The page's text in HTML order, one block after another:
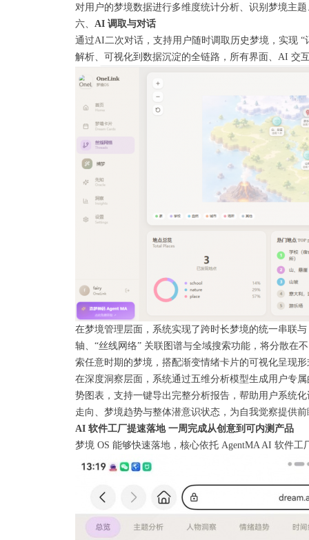
对用户的梦境数据进行多维度统计分析、识别梦境主
六、 AI 调取与对话
通过AI二次对话，支持用户随时调取历史梦境，实
解析、可视化到数据沉淀的全链路，所有界面、AI 交
在梦境管理层面，系统实现了跨时长梦境的统一串联
轴、“丝线网络” 关联图谱与全域搜索功能，将分散在
索任意时期的梦境，搭配渐变情绪卡片的可视化呈现
在深度洞察层面，系统通过五维分析模型生成用户专
势图表，支持一键导出完整分析报告，帮助用户系统
走向、梦境趋势与整体潜意识状态，为自我觉察提供
AI 软件工厂提速落地 一周完成从创意到可内测产品
梦境 OS 能够快速落地，核心依托 AgentMA AI 软件